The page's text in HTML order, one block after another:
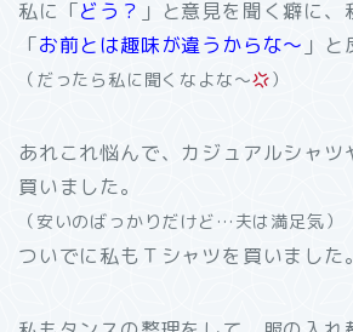
私に「どう？ 」と意見を聞く癖に
「お前とは趣味が違うからな～ 」と
（だったら私に聞くなよな～ ）
あれこれ悩んで、カジュアルシャツ
買いました。
（安いのばっかりだけど…夫は満足気）
ついでに私もＴシャツを買いました。